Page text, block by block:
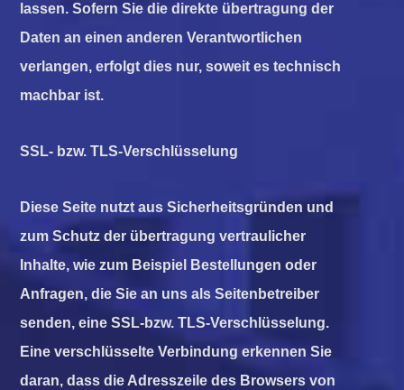
lassen. Sofern Sie die direkte übertragung der
Daten an einen anderen Verantwortlichen
verlangen, erfolgt dies nur, soweit es technisch
machbar ist.
SSL- bzw. TLS-Verschlüsselung
Diese Seite nutzt aus Sicherheitsgründen und
zum Schutz der übertragung vertraulicher
Inhalte, wie zum Beispiel Bestellungen oder
Anfragen, die Sie an uns als Seitenbetreiber
senden, eine SSL-bzw. TLS-Verschlüsselung.
Eine verschlüsselte Verbindung erkennen Sie
daran, dass die Adresszeile des Browsers von